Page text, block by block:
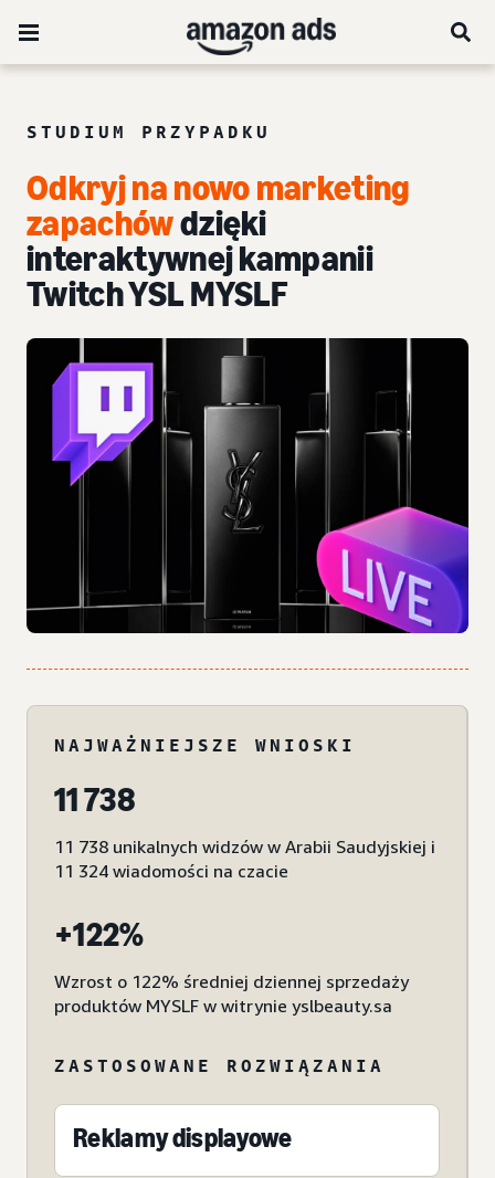
STUDIUM PRZYPADKU
Odkryj na nowo marketing
zapachówdzięki
interaktywnej kampanii
Twitch YSL MYSLF
NAJWAŻNIEJSZE WNIOSKI
11 738
11 738 unikalnych widzów w Arabii Saudyjskiej i
11 324 wiadomości na czacie
+122%
Wzrost o 122% średniej dziennej sprzedaży
produktów MYSLF w witrynie yslbeauty.sa
ZASTOSOWANE ROZWIĄZANIA
Reklamy displayowe